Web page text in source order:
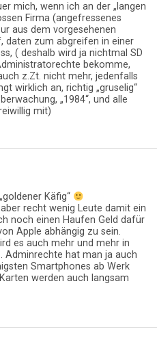
mich, wenn ich an der „langen
Firma (angefressenes
aus dem vorgesehenen
daten zum abgreifen in einer
( deshalb wird ja nichtmal SD
bekomme,
z.Zt. nicht mehr, jedenfalls
wirklich an, richtig „gruselig“
„1984“, und alle
mit)
Käfig“
recht wenig Leute damit ein
noch einen Haufen Geld dafür
Apple abhängig zu sein.
es auch mehr und mehr in
Adminrechte hat man ja auch
Smartphones ab Werk
werden auch langsam